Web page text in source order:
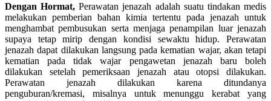
Dengan Hormat, Perawatan jenazah adalah suatu tindakan medis
melakukan pemberian bahan kimia tertentu pada jenazah untuk
menghambat pembusukan serta menjaga penampilan luar jenazah
supaya tetap mirip dengan kondisi sewaktu hidup. Perawatan
jenazah dapat dilakukan langsung pada kematian wajar, akan tetapi
kematian pada tidak wajar pengawetan jenazah baru boleh
dilakukan setelah pemeriksaan jenazah atau otopsi dilakukan.
Perawatan jenazah dilakukan karena ditundanya
penguburan/kremasi, misalnya untuk menunggu kerabat yang